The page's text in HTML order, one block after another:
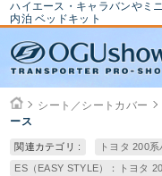
ハイエース・キャラバンやミ
内泊 ベッドキット
シート／シートカバー
ース
関連カテゴリ : トヨタ 200
ES（EASY STYLE）：トヨタ